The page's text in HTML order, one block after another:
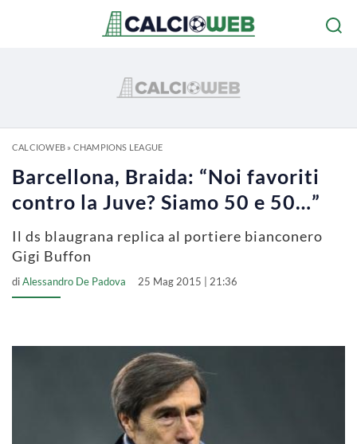
CALCIOWEB» CHAMPIONS LEAGUE
Barcellona, Braida: “Noi favoriti
contro la Juve? Siamo 50 e 50…”
Il ds blaugrana replica al portiere bianconero
Gigi Buffon
diAlessandro De Padova 25 Mag 2015 | 21:36